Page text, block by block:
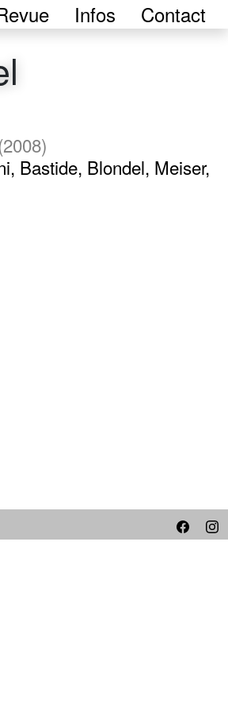
Infos Contact
Bastide, Blondel, Meiser,